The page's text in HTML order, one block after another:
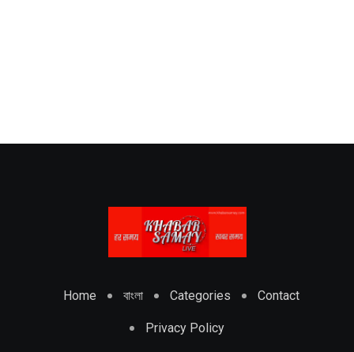
Home বাংলা Categories Contact
Privacy Policy